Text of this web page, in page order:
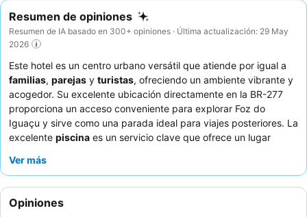
Resumen de opiniones
Resumen de IA basado en 300+ opiniones · Última actualización: 29 May
2026
Este hotel es un centro urbano versátil que atiende por igual a
familias, parejas y turistas, ofreciendo un ambiente vibrante y
acogedor. Su excelente ubicación directamente en la BR-277
proporciona un acceso conveniente para explorar Foz do
Iguaçu y sirve como una parada ideal para viajes posteriores. La
excelente piscina es un servicio clave que ofrece un lugar
huéspedes. Los huéspedes elogian constantemente al
con una amplia variedad de opciones. Para una estancia más
tranquila, considere solicitar una habitación que no dé a la
Ver más
Opiniones